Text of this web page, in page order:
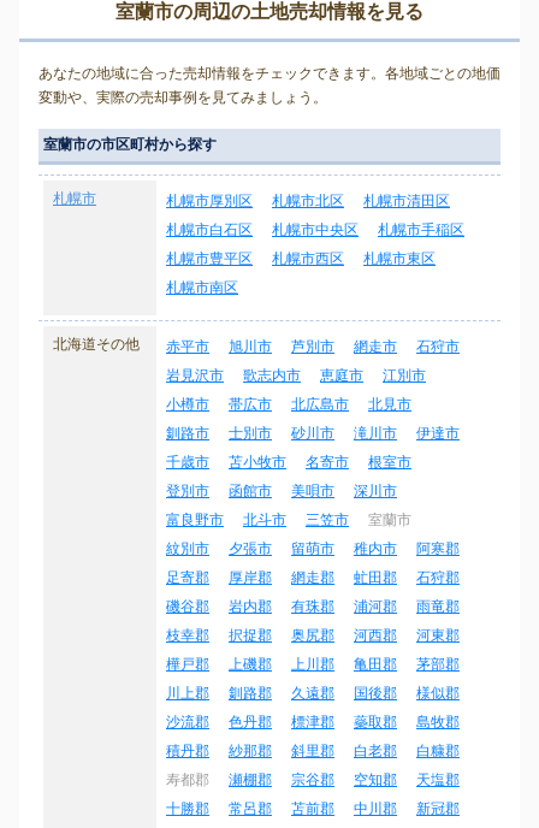
室蘭市の周辺の土地売却情報を見る
あなたの地域に合った売却情報をチェックできます。各地域ごとの地価
変動や、実際の売却事例を見てみましょう。
室蘭市の市区町村から探す
札幌市 札幌市厚別区 札幌市北区
札幌市清田区
札幌市白石区
札幌市中央区
札幌市手稲区
札幌市豊平区
札幌市西区
札幌市東区
札幌市南区
北海道その他 赤平市 旭川市 芦別市 網走市
石狩市
岩見沢市
歌志内市 恵庭市
江別市
小樽市
帯広市 北広島市
北見市
釧路市
士別市 砂川市 滝川市
伊達市
千歳市
苫小牧市 名寄市
根室市
登別市
函館市 美唄市
深川市
富良野市
北斗市 三笠市
室蘭市
紋別市
夕張市 留萌市 稚内市
阿寒郡
足寄郡
厚岸郡 網走郡 虻田郡
石狩郡
磯谷郡
岩内郡 有珠郡 浦河郡
雨竜郡
枝幸郡
択捉郡 奥尻郡 河西郡
河東郡
樺戸郡
上磯郡 上川郡 亀田郡
茅部郡
川上郡
釧路郡 久遠郡 国後郡
様似郡
沙流郡
色丹郡 標津郡 蘂取郡
島牧郡
積丹郡
紗那郡 斜里郡 白老郡
白糠郡
寿都郡
瀬棚郡 宗谷郡 空知郡
天塩郡
十勝郡
常呂郡 苫前郡 中川郡
新冠郡